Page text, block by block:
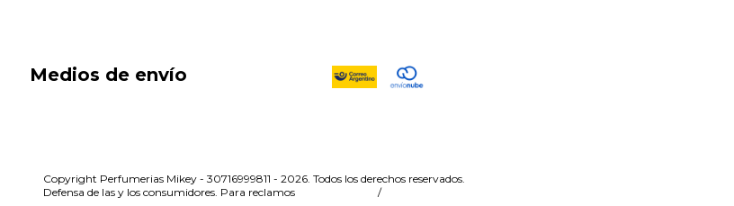
Medios de envío
Copyright Perfumerias Mikey - 30716999811 - 2026. Todos los derechos reservados.
Defensa de las y los consumidores. Para reclamos
/